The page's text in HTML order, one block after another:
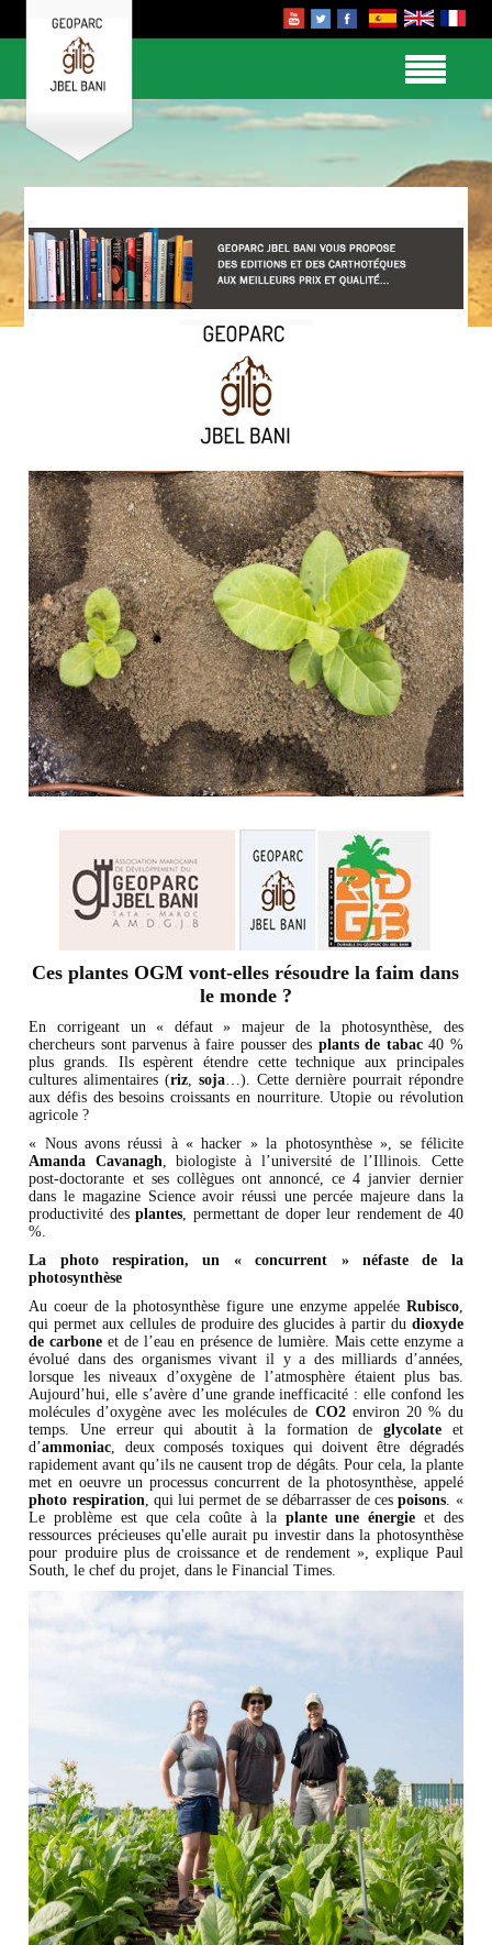
Ces plantes OGM vont-elles résoudre la faim dans
le monde ?
En corrigeant un « défaut » majeur de la photosynthèse, des
chercheurs sont parvenus à faire pousser des plants de tabac40 %
plus grands. Ils espèrent étendre cette technique aux principales
cultures alimentaires (riz,soja…). Cette dernière pourrait répondre
aux défis des besoins croissants en nourriture. Utopie ou révolution
agricole ?
« Nous avons réussi à « hacker » la photosynthèse », se félicite
Amanda Cavanagh, biologiste à l’université de l’Illinois. Cette
post-doctorante et ses collègues ont annoncé, ce 4 janvier dernier
dans le magazine Science avoir réussi une percée majeure dans la
productivité desplantes, permettant de doper leur rendement de 40
%.
La photo respiration, un « concurrent » néfaste de la
photosynthèse
Au coeur de la photosynthèse figure une enzyme appelée Rubisco,
qui permet aux cellules de produire des glucides à partir du dioxyde
de carbone et de l’eau en présence de lumière. Mais cette enzyme a
évolué dans des organismes vivant il y a des milliards d’années,
lorsque les niveaux d’oxygène de l’atmosphère étaient plus bas.
Aujourd’hui, elle s’avère d’une grande inefficacité : elle confond les
molécules d’oxygène avec les molécules de CO2environ 20 % du
temps. Une erreur qui aboutit à la formation de glycolateet
d’ammoniac, deux composés toxiques qui doivent être dégradés
rapidement avant qu’ils ne causent trop de dégâts. Pour cela, la plante
met en oeuvre un processus concurrent de la photosynthèse, appelé
photo respiration, qui lui permet de se débarrasser de cespoisons. «
Le problème est que cela coûte à la plante une énergie et des
ressources précieuses qu'elle aurait pu investir dans la photosynthèse
pour produire plus de croissance et de rendement », explique Paul
South, le chef du projet, dans le Financial Times.